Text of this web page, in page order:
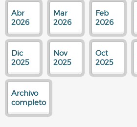
Abr
2026
Mar
2026
Feb
2026
Dic
2025
Nov
2025
Oct
2025
Archivo
completo